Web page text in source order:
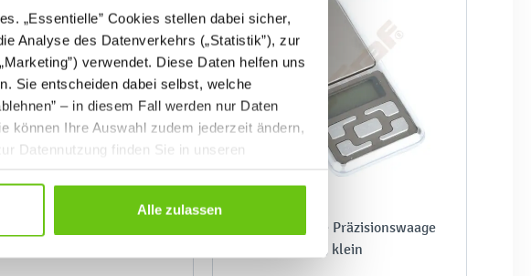
„Essentielle” Cookies stellen dabei sicher,
Analyse des Datenverkehrs („Statistik”), zur
verwendet. Diese Daten helfen uns
Sie entscheiden dabei selbst, welche
– in diesem Fall werden nur Daten
können Ihre Auswahl zudem jederzeit ändern,
Datennutzung finden Sie in unseren
Alle zulassen
Elektronische Präzisionswaage
B, klein